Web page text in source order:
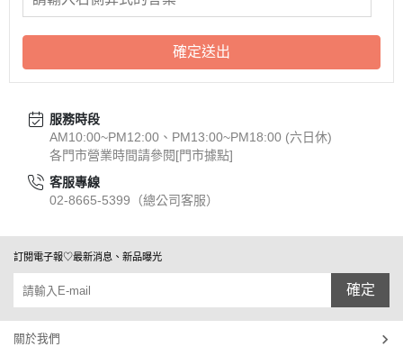
確定送出
服務時段
AM10:00~PM12:00、PM13:00~PM18:00 (六日休)
各門市營業時間請參閱[門市據點]
客服專線
02-8665-5399（總公司客服）
訂閱電子報♡最新消息、新品曝光
確定
關於我們